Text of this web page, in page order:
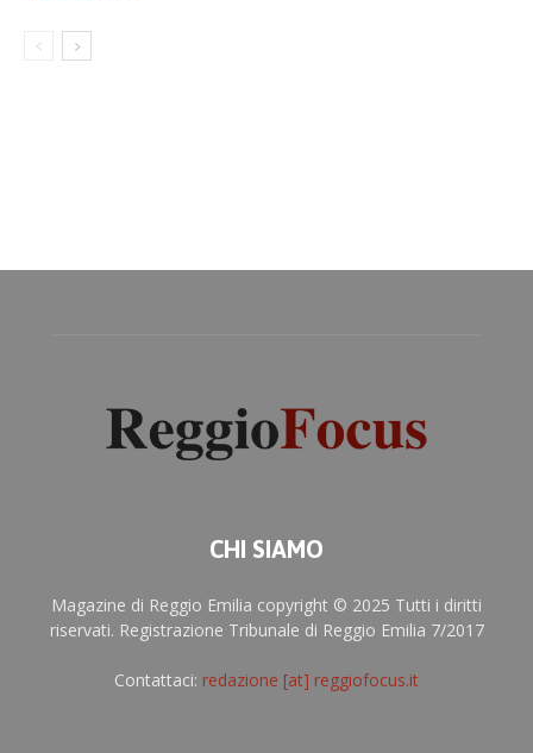
CHI SIAMO
Magazine di Reggio Emilia copyright © 2025 Tutti i diritti
riservati. Registrazione Tribunale di Reggio Emilia 7/2017
Contattaci: redazione [at] reggiofocus.it